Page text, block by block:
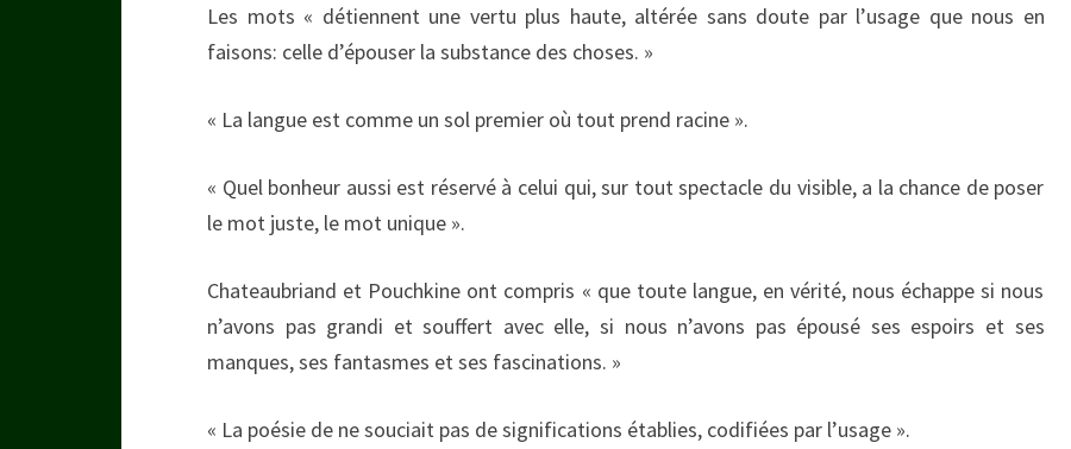
Les mots « détiennent une vertu plus haute, altérée sans doute par l’usage que nous en
faisons: celle d’épouser la substance des choses. »
« La langue est comme un sol premier où tout prend racine ».
« Quel bonheur aussi est réservé à celui qui, sur tout spectacle du visible, a la chance de poser
le mot juste, le mot unique ».
Chateaubriand et Pouchkine ont compris « que toute langue, en vérité, nous échappe si nous
n’avons pas grandi et souffert avec elle, si nous n’avons pas épousé ses espoirs et ses
manques, ses fantasmes et ses fascinations. »
« La poésie de ne souciait pas de significations établies, codifiées par l’usage ».